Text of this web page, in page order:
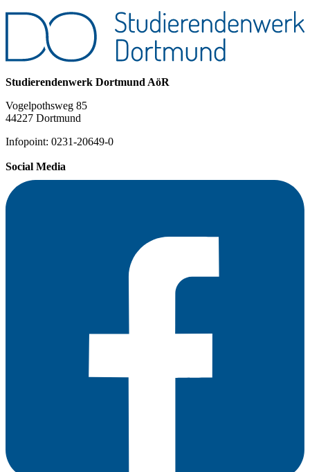
Studierendenwerk Dortmund AöR
Vogelpothsweg 85
44227 Dortmund
Infopoint: 0231-20649-0
Social Media